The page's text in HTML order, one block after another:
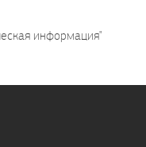
информация"